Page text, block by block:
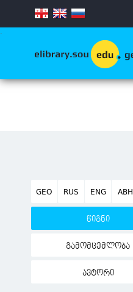
.
GEO RUS ENG ABH
წიგნი
გამომცემლობა
ავტორი